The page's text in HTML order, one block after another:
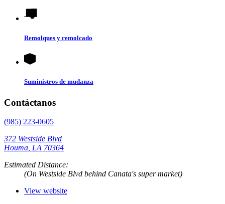
Remolques y remolcado
Suministros de mudanza
Contáctanos
(985) 223-0605
372 Westside Blvd
Houma, LA 70364
Estimated Distance:
(On Westside Blvd behind Canata's super market)
View website